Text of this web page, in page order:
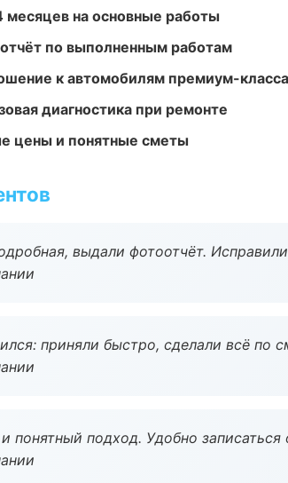
месяцев на основные работы
по выполненным работам
к автомобилям премиум-класса
диагностика при ремонте
цены и понятные сметы
выдали фотоотчёт.
приняли быстро, сделали всё по
понятный подход. Удобно записаться